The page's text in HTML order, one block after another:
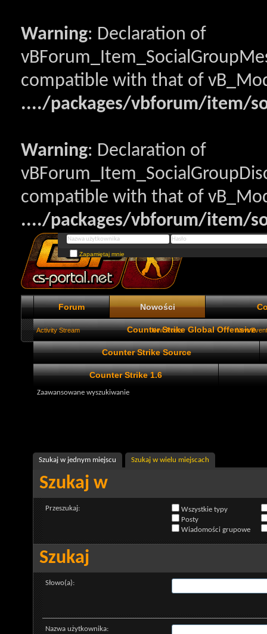
Warning: Declaration of
compatible with that of
..../packages/vbforum/item/
Warning: Declaration of
compatible with that of
..../packages/vbforum/item/
Zapamiętaj mnie
Forum Nowości
Activity Stream New Posts New
Counter Strike Global Offensive
Counter Strike Source
Counter Strike 1.6
Zaawansowane wyszukiwanie
Szukaj w jednym miejscu Szukaj w wielu miejscach
Szukaj w
Przeszukaj:
Wszystkie typy
Posty
Wiadomości grupowe
Szukaj
Słowo(a):
Nazwa użytkownika: